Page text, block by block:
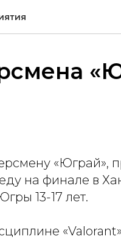
«Юграй»,
на финале в
13-17 лет.